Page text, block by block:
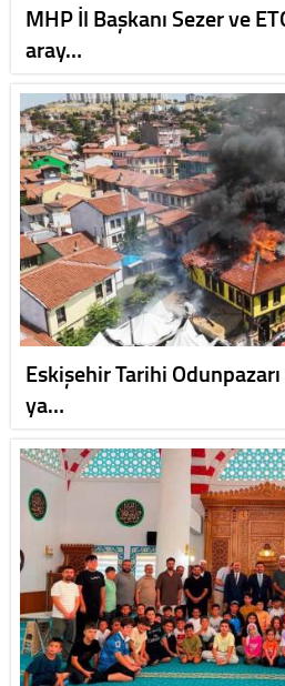
MHP İl Başkanı Sezer ve
aray…
Eskişehir Tarihi
ya…